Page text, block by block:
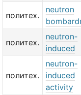
политех.
neutron
политех.
neutron-
induced
политех.
neutron-
induced
activity